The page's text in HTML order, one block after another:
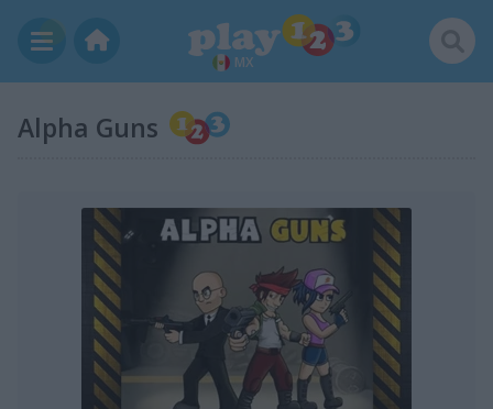
MX
Alpha Guns